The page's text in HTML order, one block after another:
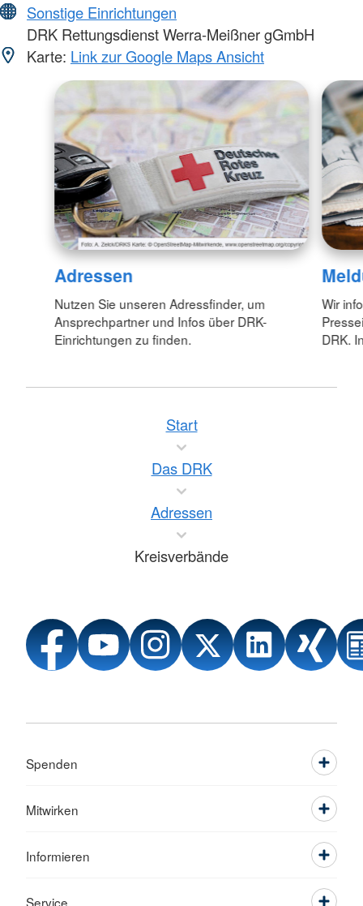
Sonstige Einrichtungen
DRK Rettungsdienst Werra-Meißner gGmbH
Karte: Link zur Google Maps Ansicht
Adressen
Nutzen Sie unseren Adressfinder, um
Ansprechpartner und Infos über DRK-
Einrichtungen zu finden.
Wir
DRK.
Start
Das DRK
Adressen
Kreisverbände
Spenden
Mitwirken
Informieren
Service